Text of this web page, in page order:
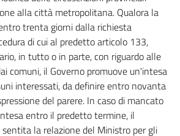
alla città metropolitana. Qualora la
trenta giorni dalla richiesta
di cui al predetto articolo 133,
in tutto o in parte, con riguardo alle
comuni, il Governo promuove un'intesa
interessati, da definire entro novanta
del parere. In caso di mancato
entro il predetto termine, il
sentita la relazione del Ministro per gli